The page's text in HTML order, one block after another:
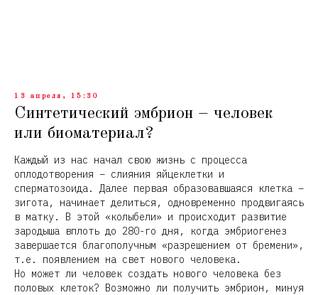
13 апреля, 15:30
Синтетический эмбрион – человек
или биоматериал?
Каждый из нас начал свою жизнь с процесса
оплодотворения – слияния яйцеклетки и
сперматозоида. Далее первая образовавшаяся клетка –
зигота, начинает делиться, одновременно продвигаясь
в матку. В этой «колыбели» и происходит развитие
зародыша вплоть до 280-го дня, когда эмбриогенез
завершается благополучным «разрешением от бремени»,
т.е. появлением на свет нового человека.
Но может ли человек создать нового человека без
половых клеток? Возможно ли получить эмбрион, минуя